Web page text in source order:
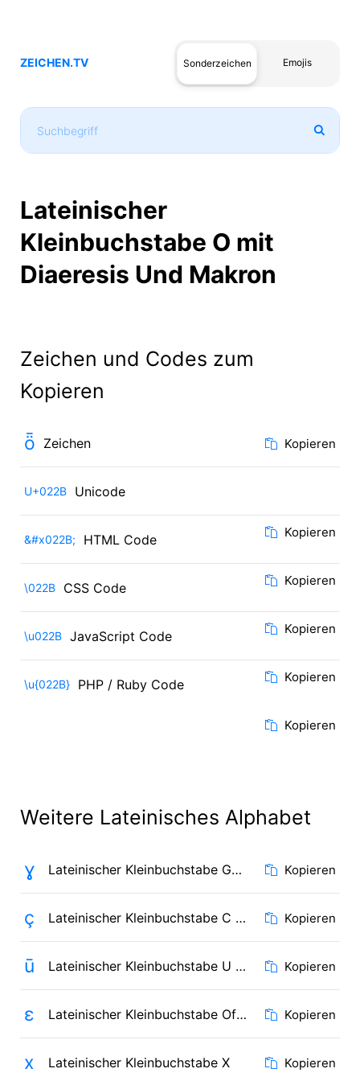
ZEICHEN.TV Sonderzeichen Emojis
Lateinischer
Kleinbuchstabe O mit
Diaeresis Und Makron
Zeichen und Codes zum
Kopieren
ȫ Zeichen Kopieren
U+022B Unicode
Kopieren
&#x022B; HTML Code
Kopieren
\022B CSS Code
Kopieren
\u022B JavaScript Code
Kopieren
\u{022B} PHP / Ruby Code
Kopieren
Weitere Lateinisches Alphabet
ɣ Lateinischer Kleinbuchstabe Gamma Kopieren
ç Lateinischer Kleinbuchstabe C mit Häkchen Kopieren
ū Lateinischer Kleinbuchstabe U mit Makron Kopieren
ɛ Lateinischer Kleinbuchstabe Offenes E Kopieren
x Lateinischer Kleinbuchstabe X Kopieren